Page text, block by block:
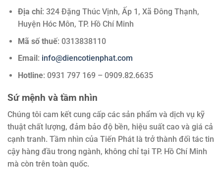
Địa chỉ: 324 Đặng Thúc Vịnh, Ấp 1, Xã Đông Thạnh,
Huyện Hóc Môn, TP. Hồ Chí Minh
Mã số thuế: 0313838110
Email : info@diencotienphat.com
Hotline: 0931 797 169 – 0909.82.6635
Sứ mệnh và tầm nhìn
Chúng tôi cam kết cung cấp các sản phẩm và dịch vụ kỹ
thuật chất lượng, đảm bảo độ bền, hiệu suất cao và giá cả
cạnh tranh. Tầm nhìn của Tiến Phát là trở thành đối tác tin
cậy hàng đầu trong ngành, không chỉ tại TP. Hồ Chí Minh
mà còn trên toàn quốc.